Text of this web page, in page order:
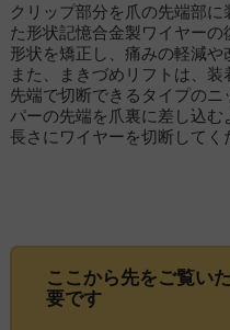
クリップ部分を爪の先端部
た形状記憶合金製ワイヤー
形状を矯正し、痛みの軽減や
また、まきづめリフトは、装
先端で切断できるタイプの
パーの先端を爪裏に差し込
長さにワイヤーを切断してく
ここから先をご覧い
要です